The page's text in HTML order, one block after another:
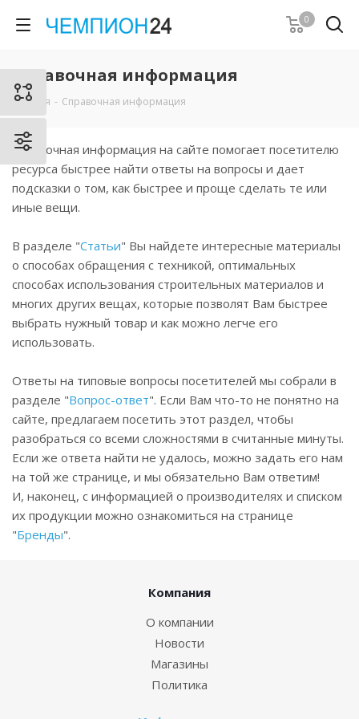
0
Справочная информация
Главная - Справочная информация
Справочная информация на сайте помогает посетителю
ресурса быстрее найти ответы на вопросы и дает
подсказки о том, как быстрее и проще сделать те или
иные вещи.
В разделе "Статьи" Вы найдете интересные материалы
о способах обращения с техникой, оптимальных
способах использования строительных материалов и
многих других вещах, которые позволят Вам быстрее
выбрать нужный товар и как можно легче его
использовать.
Ответы на типовые вопросы посетителей мы собрали в
разделе "Вопрос-ответ". Если Вам что-то не понятно на
сайте, предлагаем посетить этот раздел, чтобы
разобраться со всеми сложностями в считанные минуты.
Если же ответа найти не удалось, можно задать его нам
на той же странице, и мы обязательно Вам ответим!
И, наконец, с информацией о производителях и списком
их продукции можно ознакомиться на странице
"Бренды".
Компания
О компании
Новости
Магазины
Политика